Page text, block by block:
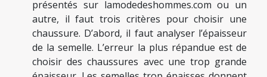
présentés sur lamodedeshommes.com ou un
autre, il faut trois critères pour choisir une
chaussure. D’abord, il faut analyser l’épaisseur
de la semelle. L’erreur la plus répandue est de
choisir des chaussures avec une trop grande